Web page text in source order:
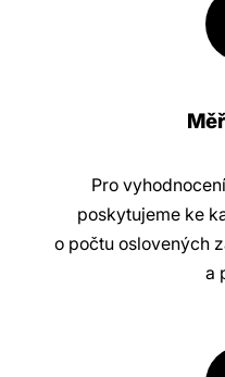
Pro
poskytujeme ke
o počtu oslovených
a